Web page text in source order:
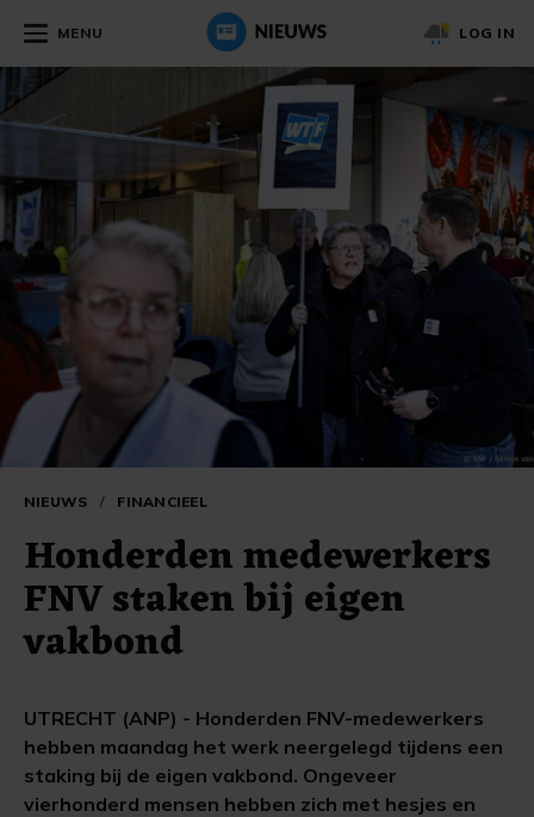
MENU LOG IN
NIEUWS / FINANCIEEL
Honderden medewerkers
FNV staken bij eigen
vakbond
UTRECHT (ANP) - Honderden FNV-medewerkers
hebben maandag het werk neergelegd tijdens een
staking bij de eigen vakbond. Ongeveer
vierhonderd mensen hebben zich met hesjes en